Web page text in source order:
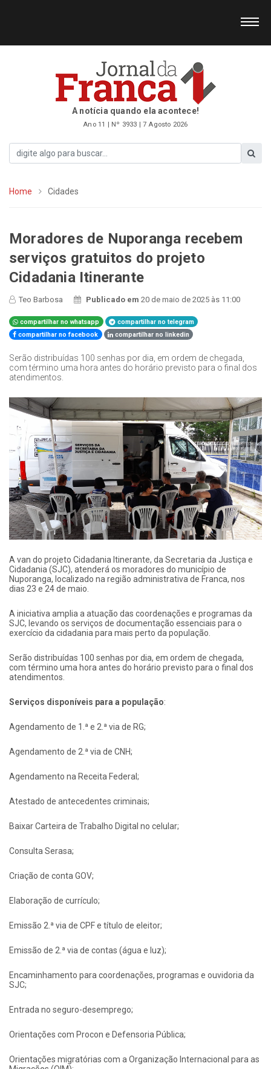
A notícia quando ela acontece!
Ano 11 | Nº 3933 | 7 Agosto 2026
Home Cidades
Moradores de Nuporanga recebem
serviços gratuitos do projeto
Cidadania Itinerante
Teo Barbosa Publicado em20 de maio de 2025 às 11:00
compartilhar no whatsapp
compartilhar no telegram
compartilhar no facebook
compartilhar no linkedin
Serão distribuídas 100 senhas por dia, em ordem de chegada,
com término uma hora antes do horário previsto para o final dos
atendimentos.
A van do projeto Cidadania Itinerante, da Secretaria da Justiça e
Cidadania (SJC), atenderá os moradores do município de
Nuporanga, localizado na região administrativa de Franca, nos
dias 23 e 24 de maio.
A iniciativa amplia a atuação das coordenações e programas da
SJC, levando os serviços de documentação essenciais para o
exercício da cidadania para mais perto da população.
Serão distribuídas 100 senhas por dia, em ordem de chegada,
com término uma hora antes do horário previsto para o final dos
atendimentos.
Serviços disponíveis para a população:
Agendamento de 1.ª e 2.ª via de RG;
Agendamento de 2.ª via de CNH;
Agendamento na Receita Federal;
Atestado de antecedentes criminais;
Baixar Carteira de Trabalho Digital no celular;
Consulta Serasa;
Criação de conta GOV;
Elaboração de currículo;
Emissão 2.ª via de CPF e título de eleitor;
Emissão de 2.ª via de contas (água e luz);
Encaminhamento para coordenações, programas e ouvidoria da
SJC;
Entrada no seguro-desemprego;
Orientações com Procon e Defensoria Pública;
Orientações migratórias com a Organização Internacional para as